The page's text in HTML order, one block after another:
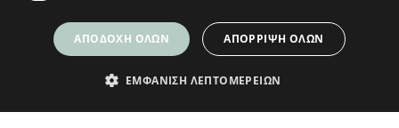
ΕΓΓΡΑΦΕΙΤΕ ΣΤΟ NEWSLETTER
ΑΠΟΔΟΧΉ ΌΛΩΝ ΑΠΌΡΡΙΨΗ ΌΛΩΝ
ΕΜΦΆΝΙΣΗ ΛΕΠΤΟΜΕΡΕΙΏΝ